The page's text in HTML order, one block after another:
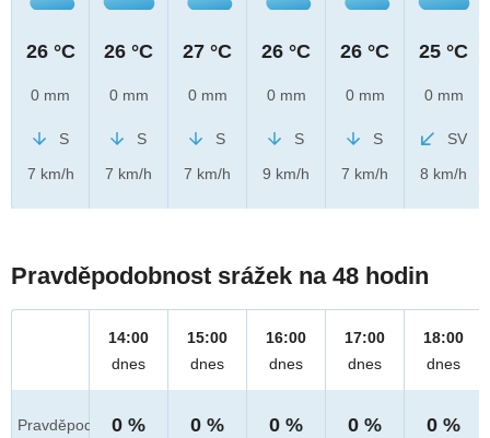
26 °C
0 mm
S
7 km/h
26 °C
0 mm
S
7 km/h
27 °C
0 mm
S
7 km/h
26 °C
0 mm
S
9 km/h
26 °C
0 mm
S
7 km/h
25 °C
0 mm
SV
8 km/h
Pravděpodobnost srážek na 48 hodin
Pravděpod.
14:00
dnes
0 %
15:00
dnes
0 %
16:00
dnes
0 %
17:00
dnes
0 %
18:00
dnes
0 %